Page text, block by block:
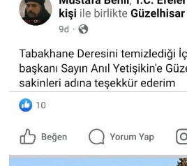
YAŞAM
YEREL
AFYON
AYDIN